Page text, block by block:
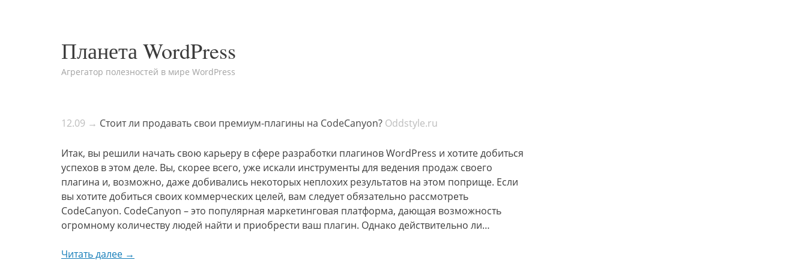
Планета WordPress
Агрегатор полезностей в мире WordPress
12.09 → Стоит ли продавать свои премиум-плагины на CodeCanyon? Oddstyle.ru
Итак, вы решили начать свою карьеру в сфере разработки плагинов WordPress и хотите добиться
успехов в этом деле. Вы, скорее всего, уже искали инструменты для ведения продаж своего
плагина и, возможно, даже добивались некоторых неплохих результатов на этом поприще. Если
вы хотите добиться своих коммерческих целей, вам следует обязательно рассмотреть
CodeCanyon. CodeCanyon – это популярная маркетинговая платформа, дающая возможность
огромному количеству людей найти и приобрести ваш плагин. Однако действительно ли…
Читать далее →